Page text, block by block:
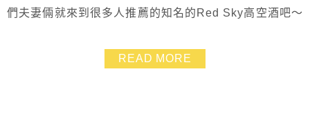
們夫妻倆就來到很多人推薦的知名的Red Sky高空酒吧～
要來Red Sky欣賞璀璨夜景、淺嘗幾杯小酒，究竟Red
Sky到底有什麼厲害之處？馬上就跟我一起去看看吧~~
READ MORE